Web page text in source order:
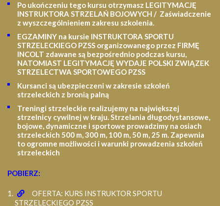
Po ukończeniu tego kursu otrzymasz LEGITYMACJĘ
INSTRUKTORA STRZELAŃ BOJOWYCH / Zaświadczenie
z wyszczególnieniem zakresu szkolenia.
EGZAMINY na kursie INSTRUKTORA SPORTU
STRZELECKIEGO PZSS organizowanego przez FIRMĘ
INCOLT zdawane są bezpośrednio podczas kursu,
NATOMIAST LEGITYMACJĘ WYDAJE POLSKI ZWIĄZEK
STRZELECTWA SPORTOWEGO PZSS
Kursanci są ubezpieczeni w zakresie szkoleń
strzeleckich z bronią palną
Treningi strzeleckie realizujemy na największej
strzelnicy cywilnej w kraju. Strzelania długodystansowe,
bojowe, dynamiczne i sportowe prowadzimy na osiach
strzeleckich 500 m, 300 m, 100 m, 50 m, 25 m. Zapewnia
to ogromne możliwości i warunki prowadzenia szkoleń
strzeleckich
POBIERZ:
OFERTA: KURS INSTRUKTOR SPORTU
STRZELECKIEGO PZSS